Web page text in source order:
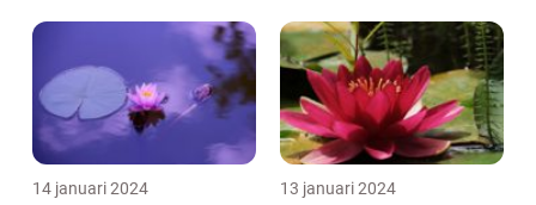
14 januari 2024 13 januari 2024